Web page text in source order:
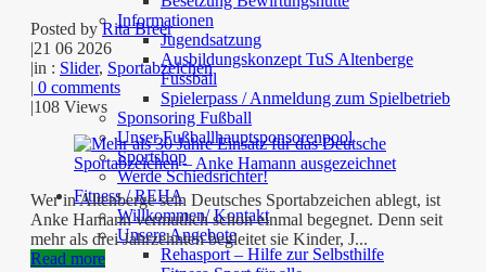
Informationen
Jugendsatzung
Ausbildungskonzept TuS Altenberge
Fussball
Spielerpass / Anmeldung zum Spielbetrieb
Sponsoring Fußball
Unser Fußballhauptsponsorenpool
Sportshop
Werde Schiedsrichter!
Fitness / REHA
Willkommen/ Kontakt
Unsere Angebote
Rehasport – Hilfe zur Selbsthilfe
Posted byRita Breer
|21 06 2026
|in : Slider, Sportabzeichen
| 0 comments
|108 Views
Wer in Altenberge sein Deutsches Sportabzeichen ablegt, ist
Anke Hamann vermutlich schon einmal begegnet. Denn seit
mehr als drei Jahrzehnten begleitet sie Kinder, J...
Read more